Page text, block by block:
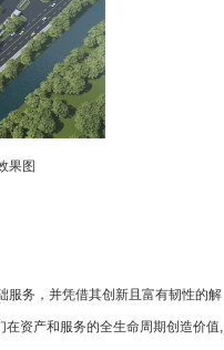
果图
服务，并凭借其创新且富有韧性的解
资产和服务的全生命周期创造价值,